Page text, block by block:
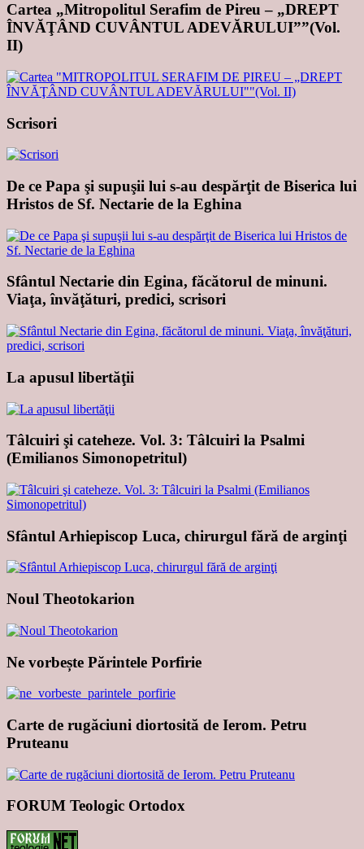
Cartea „Mitropolitul Serafim de Pireu – „DREPT
ÎNVĂŢÂND CUVÂNTUL ADEVĂRULUI””(Vol.
II)
Scrisori
De ce Papa şi supuşii lui s-au despărţit de Biserica lui
Hristos de Sf. Nectarie de la Eghina
Sfântul Nectarie din Egina, făcătorul de minuni.
Viaţa, învăţături, predici, scrisori
La apusul libertăţii
Tâlcuiri şi cateheze. Vol. 3: Tâlcuiri la Psalmi
(Emilianos Simonopetritul)
Sfântul Arhiepiscop Luca, chirurgul fără de arginţi
Noul Theotokarion
Ne vorbește Părintele Porfirie
Carte de rugăciuni diortosită de Ierom. Petru
Pruteanu
FORUM Teologic Ortodox